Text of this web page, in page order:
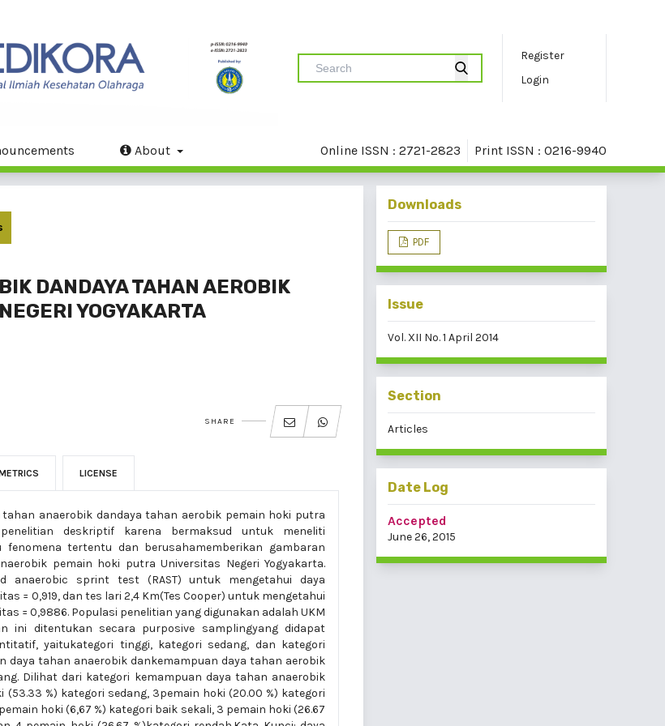
Register
Login
About Online ISSN : 2721-2823 Print ISSN : 0216-9940
DANDAYA TAHAN AEROBIK
YOGYAKARTA
SHARE
LICENSE
anaerobik dandaya tahan aerobik pemain hoki putra
deskriptif karena bermaksud untuk meneliti
tertentu dan berusahamemberikan gambaran
pemain hoki putra Universitas Negeri Yogyakarta.
anaerobic sprint test (RAST) untuk mengetahui daya
= 0,919, dan tes lari 2,4 Km(Tes Cooper) untuk mengetahui
= 0,9886. Populasi penelitian yang digunakan adalah UKM
ini ditentukan secara purposive samplingyang didapat
yaitukategori tinggi, kategori sedang, dan kategori
daya tahan anaerobik dankemampuan daya tahan aerobik
Dilihat dari kategori kemampuan daya tahan anaerobik
%) kategori sedang, 3pemain hoki (20.00 %) kategori
hoki (6,67 %) kategori baik sekali, 3 pemain hoki (26.67
Downloads
PDF
Issue
Vol. XII No. 1 April 2014
Section
Articles
Date Log
Accepted
June 26, 2015